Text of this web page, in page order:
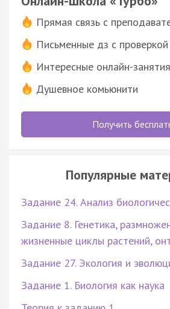
Прямая связь с
Письменные дз с проверкой
Интересные онлайн-занятия
Душевное комьюнити
Получить
Популярные
Задание 24. Анализ
Задание 8. Генетика,
жизненные циклы растений,
Задание 27. Экология и
Задание 1. Биология как наука